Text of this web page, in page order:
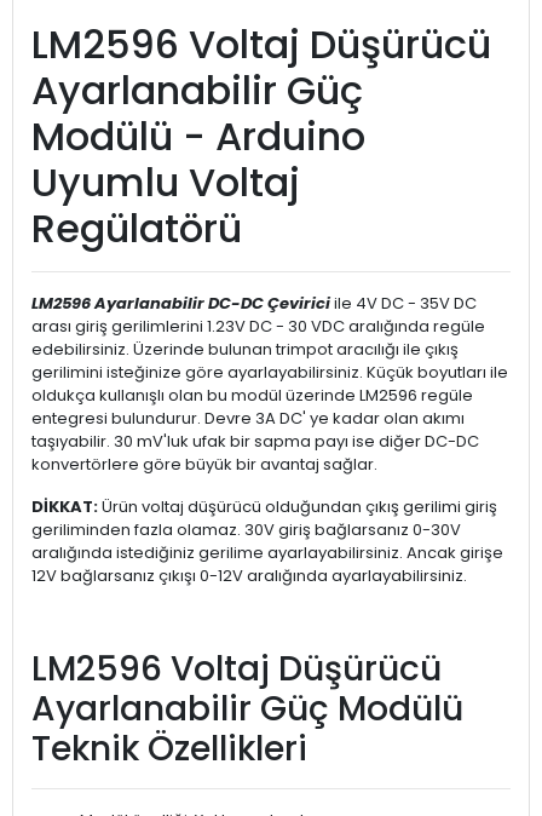
LM2596 Voltaj Düşürücü
Ayarlanabilir Güç
Modülü - Arduino
Uyumlu Voltaj
Regülatörü
LM2596 Ayarlanabilir DC-DC Çeviriciile 4V DC - 35V DC
arası giriş gerilimlerini 1.23V DC - 30 VDC aralığında regüle
edebilirsiniz. Üzerinde bulunan trimpot aracılığı ile çıkış
gerilimini isteğinize göre ayarlayabilirsiniz. Küçük boyutları ile
oldukça kullanışlı olan bu modül üzerinde LM2596 regüle
entegresi bulundurur. Devre 3A DC' ye kadar olan akımı
taşıyabilir. 30 mV'luk ufak bir sapma payı ise diğer DC-DC
konvertörlere göre büyük bir avantaj sağlar.
DİKKAT:Ürün voltaj düşürücü olduğundan çıkış gerilimi giriş
geriliminden fazla olamaz. 30V giriş bağlarsanız 0-30V
aralığında istediğiniz gerilime ayarlayabilirsiniz. Ancak girişe
12V bağlarsanız çıkışı 0-12V aralığında ayarlayabilirsiniz.
LM2596 Voltaj Düşürücü
Ayarlanabilir Güç Modülü
Teknik Özellikleri